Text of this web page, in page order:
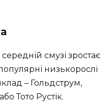
смузі зростає
низькорослі
– Гольдструм,
Тото Рустік.